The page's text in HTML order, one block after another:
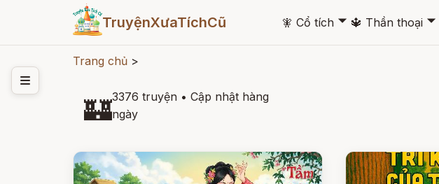
TruyệnXưaTíchCũ 🧚 Cổ tích 🞃 🔱 Thần thoại 🞃
Trang chủ >
🏰3376 truyện • Cập nhật hàng
ngày